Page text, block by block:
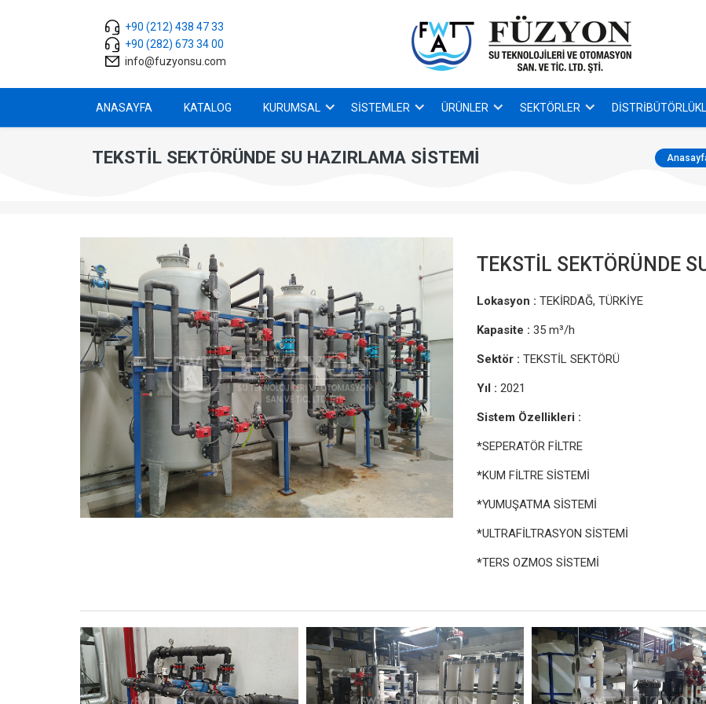
+90 (212) 438 47 33
+90 (282) 673 34 00
info@fuzyonsu.com
ANASAYFA KATALOG KURUMSAL SISTEMLER ÜRÜNLER SEKTÖRLER
TEKSTİL SEKTÖRÜNDE SU HAZIRLAMA SİSTEMİ
TEKSTİL SEKTÖRÜNDE
Lokasyon : TEKİRDAĞ, TÜRKİYE
Kapasite : 35 m³/h
Sektör : TEKSTİL SEKTÖRÜ
Yıl : 2021
Sistem Özellikleri :
*SEPERATÖR FİLTRE
*KUM FİLTRE SİSTEMİ
*YUMUŞATMA SİSTEMİ
*ULTRAFİLTRASYON SİSTEMİ
*TERS OZMOS SİSTEMİ